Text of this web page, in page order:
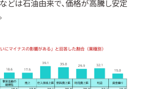
どは石油由来で、価格が高騰し安定